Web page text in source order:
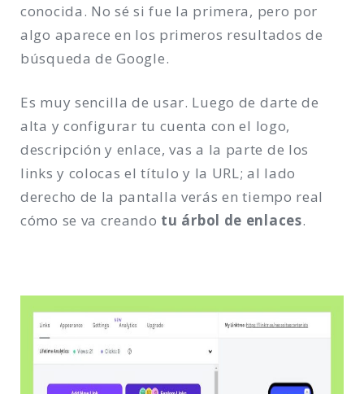
conocida. No sé si fue la primera, pero por
algo aparece en los primeros resultados de
búsqueda de Google.
Es muy sencilla de usar. Luego de darte de
alta y configurar tu cuenta con el logo,
descripción y enlace, vas a la parte de los
links y colocas el título y la URL; al lado
derecho de la pantalla verás en tiempo real
cómo se va creando tu árbol de enlaces.